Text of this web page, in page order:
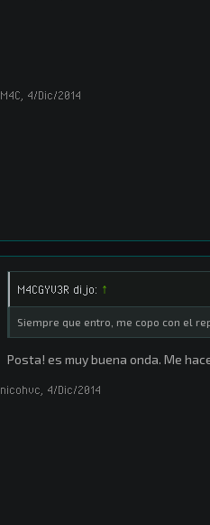
M4C 4/Dic/2014
M4CGYV3R dijo: ↑
Siempre que entro, me copo con el
Posta! es muy buena onda. Me
nicohvc 4/Dic/2014